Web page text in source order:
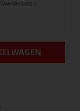
|